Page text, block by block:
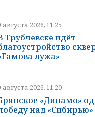
августа 2026, 11:25
Трубчевске идёт
лужа»
августа 2026, 11:20
«Динамо»
над «Сибирью»